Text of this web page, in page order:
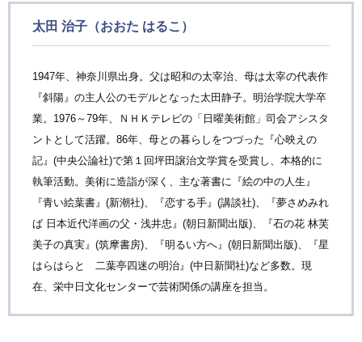
太田 治子（おおた はるこ）
1947年、神奈川県出身。父は昭和の太宰治、母は太宰の代表作
『斜陽』の主人公のモデルとなった太田静子。明治学院大学卒
業。1976～79年、ＮＨＫテレビの「日曜美術館」司会アシスタ
ントとして活躍。86年、母との暮らしをつづった『心映えの
記』(中央公論社)で第１回坪田譲治文学賞を受賞し、本格的に
執筆活動。美術に造詣が深く、主な著書に『絵の中の人生』
『青い絵葉書』(新潮社)、『恋する手』(講談社)、『夢さめみれ
ば 日本近代洋画の父・浅井忠』(朝日新聞出版)、『石の花 林芙
美子の真実』(筑摩書房)、『明るい方へ』(朝日新聞出版)、『星
はらはらと 二葉亭四迷の明治』(中日新聞社)など多数。現
在、栄中日文化センターで芸術関係の講座を担当。